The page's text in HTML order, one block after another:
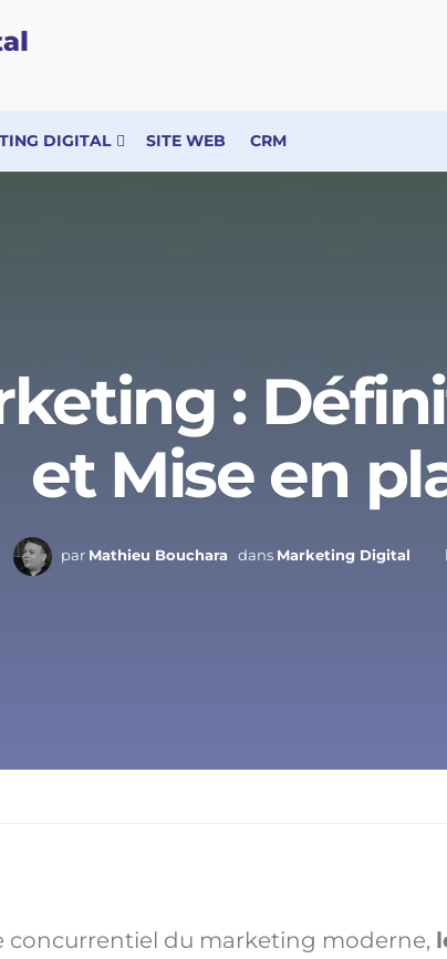
DIGITAL SITE WEB CRM
:
et Mise en
par Mathieu Bouchara dans Marketing Digital
concurrentiel du marketing moderne,